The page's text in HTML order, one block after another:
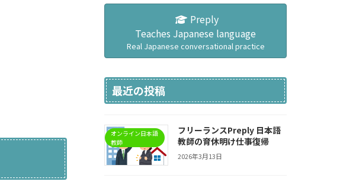
Preply
Teaches Japanese language
Real Japanese conversational practice
最近の投稿
オンライン日本語
教師
フリーランスPreply 日本語
教師の育休明け仕事復帰
2026年3月13日